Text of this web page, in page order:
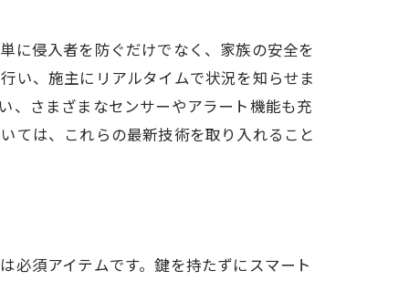
に侵入者を防ぐだけでなく、家族の安全を
い、施主にリアルタイムで状況を知らせま
、さまざまなセンサーやアラート機能も充
ては、これらの最新技術を取り入れること
必須アイテムです。鍵を持たずにスマート